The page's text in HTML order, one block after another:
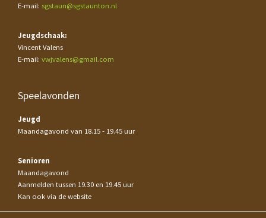
E-mail: sgstaun@sgstaunton.nl
Jeugdschaak:
Vincent Valens
E-mail: vwjvalens@gmail.com
Speelavonden
Jeugd
Maandagavond van 18.15 - 19.45 uur
Senioren
Maandagavond
Aanmelden tussen 19.30 en 19.45 uur
Kan ook via de website